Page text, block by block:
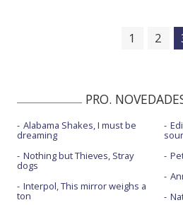
1 2
PRO.
Alabama Shakes, I must be
dreaming
Nothing but Thieves, Stray
dogs
Interpol, This mirror weighs a
ton